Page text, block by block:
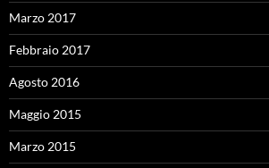
Marzo 2017
Febbraio 2017
Agosto 2016
Maggio 2015
Marzo 2015